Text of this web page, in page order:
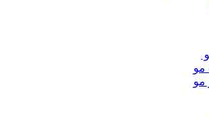
مو
مو